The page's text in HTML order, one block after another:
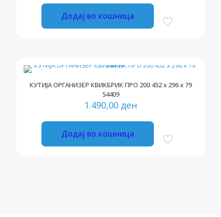
Додај во кошница
КУТИЈА ОРГАНИЗЕР КВИКБРИК ПРО 200 452 x 296 x 79
54409
1.490,00 ден
Додај во кошница